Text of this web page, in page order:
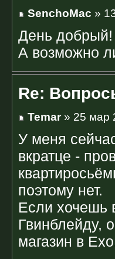
SenchoMac »
День добрый!
А возможно
Re:
Temar» 25 мар
У меня
вкратце -
поэтому нет.
Если хочешь
Гвинблейду,
магазин в